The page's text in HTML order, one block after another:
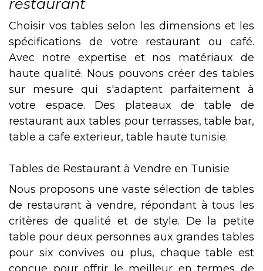
restaurant
Choisir vos tables selon les dimensions et les
spécifications de votre restaurant ou café.
Avec notre expertise et nos matériaux de
haute qualité. Nous pouvons créer des tables
sur mesure qui s'adaptent parfaitement à
votre espace. Des plateaux de table de
restaurant aux tables pour terrasses, table bar,
table a cafe exterieur, table haute tunisie.
Tables de Restaurant à Vendre en Tunisie
Nous proposons une vaste sélection de tables
de restaurant à vendre, répondant à tous les
critères de qualité et de style. De la petite
table pour deux personnes aux grandes tables
pour six convives ou plus, chaque table est